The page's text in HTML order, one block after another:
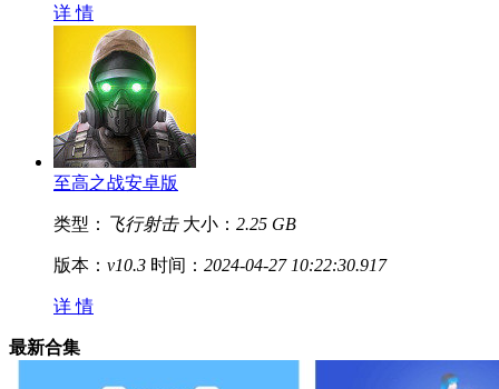
详 情
至高之战安卓版
类型： 飞行射击 大小： 2.25 GB
版本： v10.3 时间： 2024-04-27 10:22:30.917
详 情
最新合集